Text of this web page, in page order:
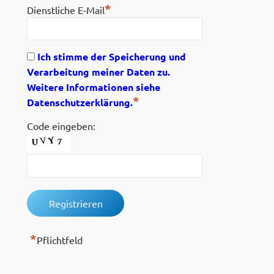
Dienstliche E-Mail*
Ich stimme der Speicherung und
Verarbeitung meiner Daten zu.
Weitere Informationen siehe
Datenschutzerklärung.*
Code eingeben:
*Pflichtfeld